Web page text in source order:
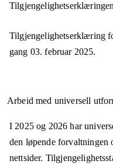
Tilgjengelighetserklæring
gang 03. februar 2025.
Arbeid med universell
I 2025 og 2026 har
den løpende forvaltningen
nettsider.